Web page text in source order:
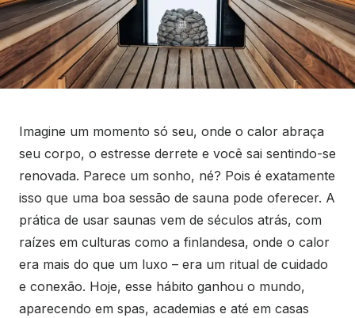
Imagine um momento só seu, onde o calor abraça
seu corpo, o estresse derrete e você sai sentindo-se
renovada. Parece um sonho, né? Pois é exatamente
isso que uma boa sessão de sauna pode oferecer. A
prática de usar saunas vem de séculos atrás, com
raízes em culturas como a finlandesa, onde o calor
era mais do que um luxo – era um ritual de cuidado
e conexão. Hoje, esse hábito ganhou o mundo,
aparecendo em spas, academias e até em casas